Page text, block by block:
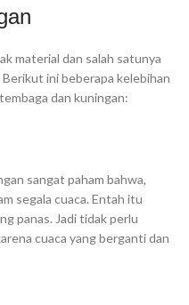
material dan salah satunya
ini beberapa kelebihan
dan kuningan:
sangat paham bahwa,
segala cuaca. Entah itu
panas. Jadi tidak perlu
cuaca yang berganti dan